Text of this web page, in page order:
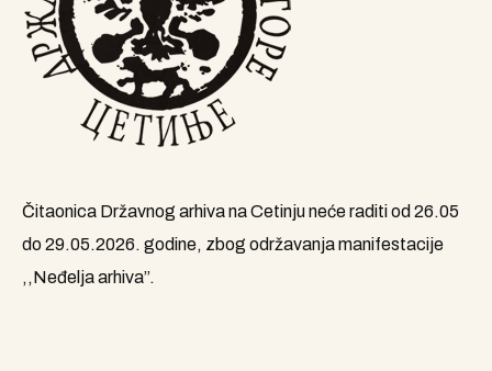
Čitaonica Državnog arhiva na Cetinju neće raditi od 26.05
do 29.05.2026. godine, zbog održavanja manifestacije
,,Neđelja arhiva”.